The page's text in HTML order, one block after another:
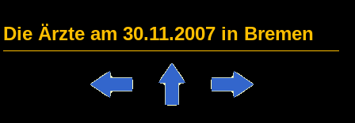
Die Ärzte am 30.11.2007 in Bremen